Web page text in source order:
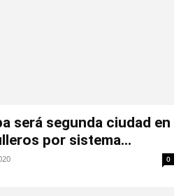
será segunda ciudad en
por sistema...
0